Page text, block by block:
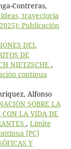
Contreras,
trayectoria
Publicación
DEL
DE
NIETZSCHE ,
continua
Alfonso
SOBRE LA
CON LA VIDA DE
, Límite
[PC]
Y